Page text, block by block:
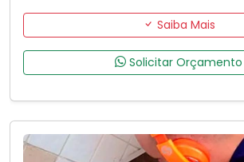
Saiba Mais
Solicitar Orçamento